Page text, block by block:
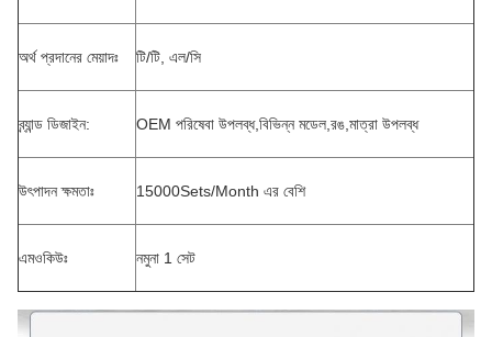
অর্থ প্রদানের মেয়াদঃ টি/টি, এল/সি
ব্র্যান্ড ডিজাইন: OEM পরিষেবা উপলব্ধ,বিভিন্ন মডেল,রঙ,মাত্রা উপলব্ধ
উৎপাদন ক্ষমতাঃ 15000Sets/Month এর বেশি
এমওকিউঃ নমুনা 1 সেট